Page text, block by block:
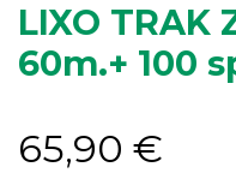
LIXO TRAK
60m.+ 100
65,90 €